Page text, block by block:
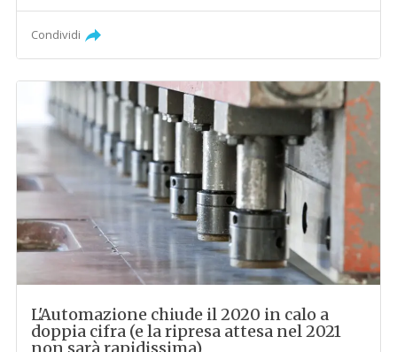
Condividi
L'Automazione chiude il 2020 in calo a
doppia cifra (e la ripresa attesa nel 2021